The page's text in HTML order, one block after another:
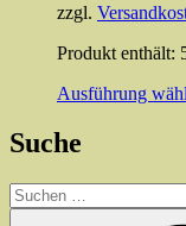
zzgl.
Produkt enthält:
Ausführung
Suche
Suchen
nach: